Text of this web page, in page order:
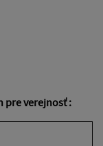
pre verejnosť :